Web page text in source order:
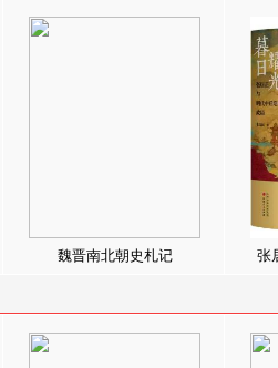
魏晋南北朝史札记 张